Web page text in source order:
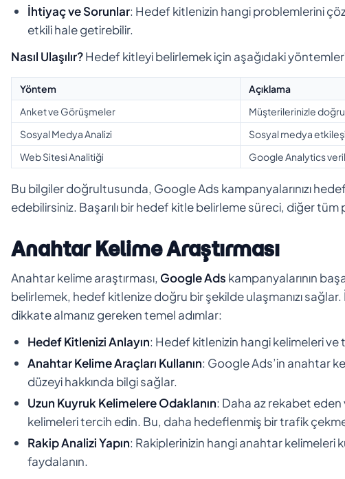
İhtiyaç ve Sorunlar: Hedef kitlenizin hangi problemlerini
etkili hale getirebilir.
Nasıl Ulaşılır?Hedef kitleyi belirlemek için aşağıdaki
Yöntem
Açıklama
Anket ve Görüşmeler
Müşterilerinizle
Sosyal Medya Analizi
Sosyal medya
Web Sitesi Analitiği
Google Analytics
Bu bilgiler doğrultusunda, Google Ads kampanyalarınızı
edebilirsiniz. Başarılı bir hedef kitle belirleme süreci, diğer
Anahtar Kelime Araştırması
Anahtar kelime araştırması, Google Ads kampanyalarının
belirlemek, hedef kitlenize doğru bir şekilde ulaşmanızı
dikkate almanız gereken temel adımlar:
Hedef Kitlenizi Anlayın: Hedef kitlenizin hangi kelimeleri ve
Anahtar Kelime Araçları Kullanın: Google Ads’in anahtar
düzeyi hakkında bilgi sağlar.
Uzun Kuyruk Kelimelere Odaklanın: Daha az rekabet
kelimeleri tercih edin. Bu, daha hedeflenmiş bir trafik
Rakip Analizi Yapın: Rakiplerinizin hangi anahtar kelimeleri
faydalanın.